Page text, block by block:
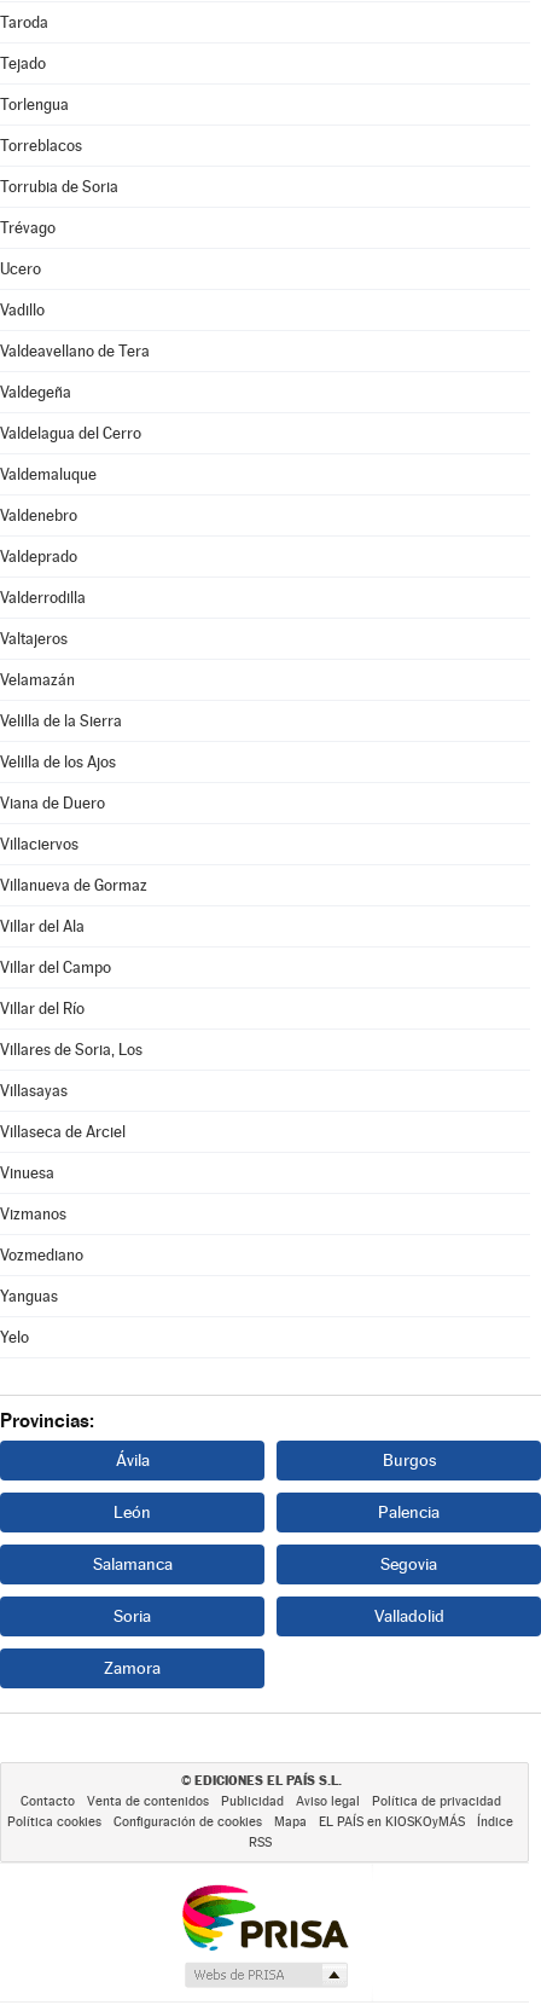
Taroda
Tejado
Torlengua
Torreblacos
Torrubia de Soria
Trévago
Ucero
Vadillo
Valdeavellano de Tera
Valdegeña
Valdelagua del Cerro
Valdemaluque
Valdenebro
Valdeprado
Valderrodilla
Valtajeros
Velamazán
Velilla de la Sierra
Velilla de los Ajos
Viana de Duero
Villaciervos
Villanueva de Gormaz
Villar del Ala
Villar del Campo
Villar del Río
Villares de Soria, Los
Villasayas
Villaseca de Arciel
Vinuesa
Vizmanos
Vozmediano
Yanguas
Yelo
Provincias:
Ávila Burgos
León Palencia
Salamanca Segovia
Soria Valladolid
Zamora
© EDICIONES EL PAÍS S.L.
Contacto Venta de contenidos Publicidad Aviso legal
Política de privacidad
Política cookies
Configuración de cookies Mapa EL PAÍS en KIOSKOyMÁS
Índice
RSS